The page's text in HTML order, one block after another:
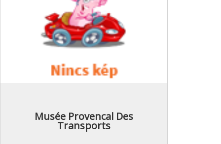
Musée Provencal Des
Transports